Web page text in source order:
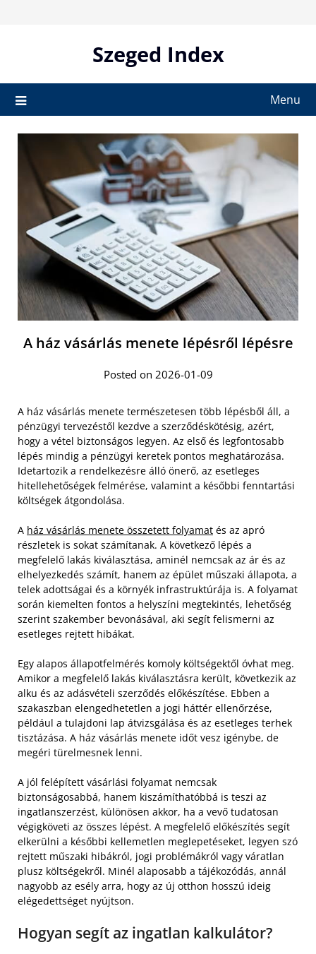
Szeged Index
Menu
A ház vásárlás menete lépésről lépésre
Posted on 2026-01-09
A ház vásárlás menete természetesen több lépésből áll, a
pénzügyi tervezéstől kezdve a szerződéskötésig, azért,
hogy a vétel biztonságos legyen. Az első és legfontosabb
lépés mindig a pénzügyi keretek pontos meghatározása.
Idetartozik a rendelkezésre álló önerő, az esetleges
hitellehetőségek felmérése, valamint a későbbi fenntartási
költségek átgondolása.
A ház vásárlás menete összetett folyamat és az apró
részletek is sokat számítanak. A következő lépés a
megfelelő lakás kiválasztása, aminél nemcsak az ár és az
elhelyezkedés számít, hanem az épület műszaki állapota, a
telek adottságai és a környék infrastruktúrája is. A folyamat
során kiemelten fontos a helyszíni megtekintés, lehetőség
szerint szakember bevonásával, aki segít felismerni az
esetleges rejtett hibákat.
Egy alapos állapotfelmérés komoly költségektől óvhat meg.
Amikor a megfelelő lakás kiválasztásra került, következik az
alku és az adásvételi szerződés előkészítése. Ebben a
szakaszban elengedhetetlen a jogi háttér ellenőrzése,
például a tulajdoni lap átvizsgálása és az esetleges terhek
tisztázása. A ház vásárlás menete időt vesz igénybe, de
megéri türelmesnek lenni.
A jól felépített vásárlási folyamat nemcsak
biztonságosabbá, hanem kiszámíthatóbbá is teszi az
ingatlanszerzést, különösen akkor, ha a vevő tudatosan
végigköveti az összes lépést. A megfelelő előkészítés segít
elkerülni a későbbi kellemetlen meglepetéseket, legyen szó
rejtett műszaki hibákról, jogi problémákról vagy váratlan
plusz költségekről. Minél alaposabb a tájékozódás, annál
nagyobb az esély arra, hogy az új otthon hosszú ideig
elégedettséget nyújtson.
Hogyan segít az ingatlan kalkulátor?